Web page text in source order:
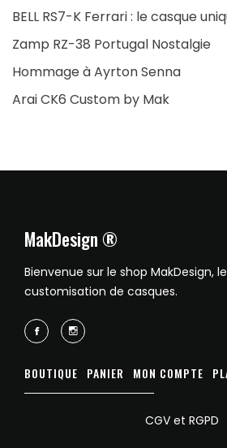
BELL RS7-K Ferrari : le casque
Zamp RZ-38 Portugal Nostalgie
Hommage à Ayrton Senna
Arai CK6 Custom by Mak
MakDesign ®
Bienvenue sur le shop MakDesign,
customisation de casques.
BOUTIQUE PANIER MON COMPTE
CGV et RGPD